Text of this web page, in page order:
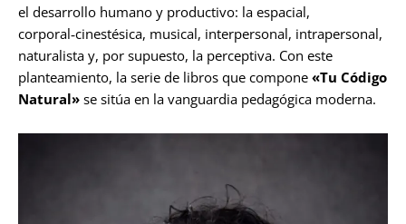
el desarrollo humano y productivo: la espacial,
corporal‑cinestésica, musical, interpersonal, intrapersonal,
naturalista y, por supuesto, la perceptiva. Con este
planteamiento, la serie de libros que compone «Tu Código
Natural» se sitúa en la vanguardia pedagógica moderna.